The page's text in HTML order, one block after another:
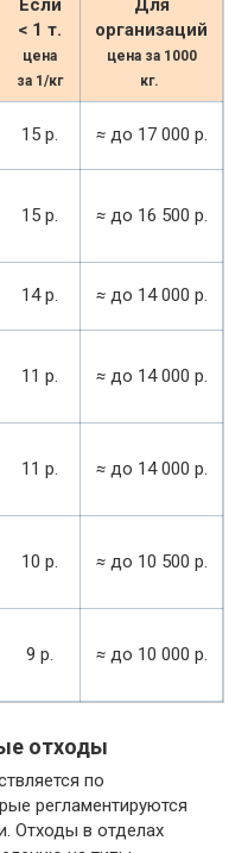
Если
< 1 т.
цена
за 1/кг
Для
организаций
цена за 1000
кг.
15 р. ≈ до 17 000 р.
15 р. ≈ до 16 500 р.
14 р. ≈ до 14 000 р.
11 р. ≈ до 14 000 р.
11 р. ≈ до 14 000 р.
10 р. ≈ до 10 500 р.
9 р. ≈ до 10 000 р.
отходы
по
регламентируются
Отходы в отделах